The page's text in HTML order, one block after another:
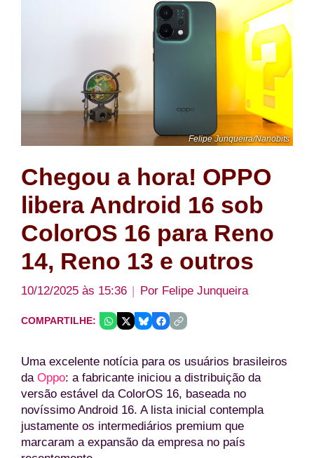
Felipe Junqueira/Nanobits
Chegou a hora! OPPO
libera Android 16 sob
ColorOS 16 para Reno
14, Reno 13 e outros
10/12/2025 às 15:36 Por Felipe Junqueira
COMPARTILHE:
Uma excelente notícia para os usuários brasileiros
da Oppo: a fabricante iniciou a distribuição da
versão estável da ColorOS 16, baseada no
novíssimo Android 16. A lista inicial contempla
justamente os intermediários premium que
marcaram a expansão da empresa no país